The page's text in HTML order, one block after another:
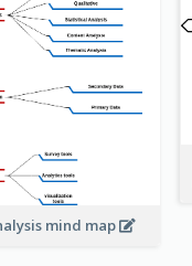
mind map